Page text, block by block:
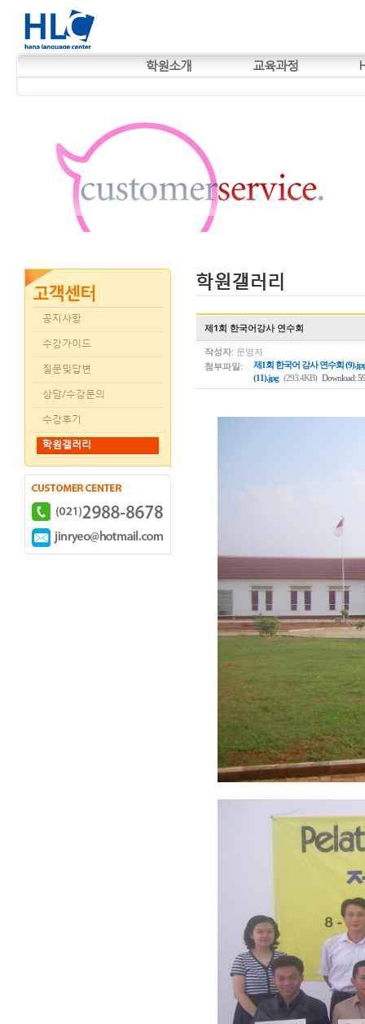
학원소개 교육과정
공지사항
수강가이드
질문및답변
상담/수강문의
수강후기
학원갤러리
학원갤러리
제1회 한국어강사 연수회
작성자: 운영자
첨부파일:
제1회 한국어 강사 연수회
(11).jpg (293.4KB) Download: 59